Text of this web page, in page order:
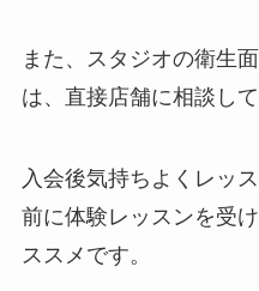
また、スタジオの衛生
は、直接店舗に相談し
入会後気持ちよくレッ
前に体験レッスンを受
ススメです。